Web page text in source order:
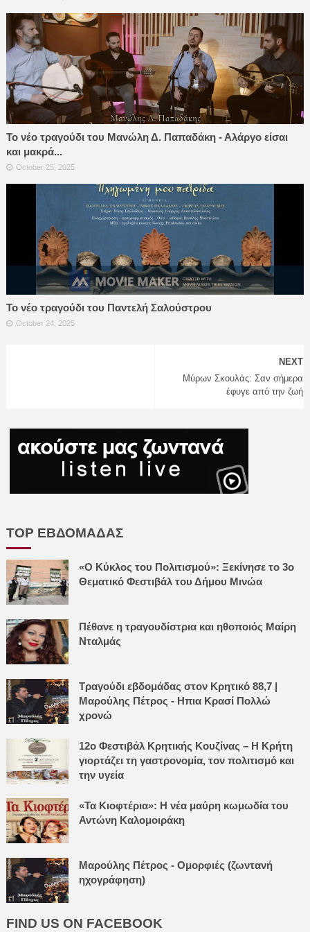
Το νέο τραγούδι του Μανώλη Δ. Παπαδάκη - Αλάργο είσαι
και μακρά...
October 25, 2025
Το νέο τραγούδι του Παντελή Σαλούστρου
October 24, 2025
NEXT
Μύρων Σκουλάς: Σαν σήμερα
έφυγε από την ζωή
TOP ΕΒΔΟΜΑΔΑΣ
«Ο Κύκλος του Πολιτισμού»: Ξεκίνησε το 3ο
Θεματικό Φεστιβάλ του Δήμου Μινώα
Πέθανε η τραγουδίστρια και ηθοποιός Μαίρη
Νταλμάς
Τραγούδι εβδομάδας στον Κρητικό 88,7 |
Μαρούλης Πέτρος - Ηπια Κρασί Πολλώ
χρονώ
12ο Φεστιβάλ Κρητικής Κουζίνας – Η Κρήτη
γιορτάζει τη γαστρονομία, τον πολιτισμό και
την υγεία
«Τα Κιοφτέρια»: Η νέα μαύρη κωμωδία του
Αντώνη Καλομοιράκη
Μαρούλης Πέτρος - Ομορφιές (ζωντανή
ηχογράφηση)
FIND US ON FACEBOOK